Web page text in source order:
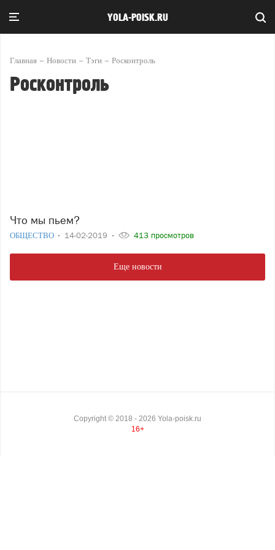
YOLA-POISK.RU
Главная Новости Тэги Росконтроль
Росконтроль
Что мы пьем?
ОБЩЕСТВО 14-02-2019 413 просмотров
Еще новости
Copyright © 2018 - 2026 Yola-poisk.ru
16+